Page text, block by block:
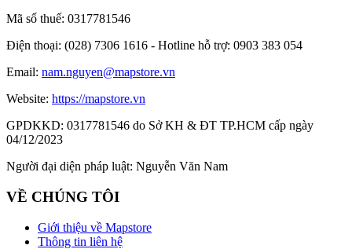
Mã số thuế: 0317781546
Điện thoại: (028) 7306 1616 - Hotline hỗ trợ: 0903 383 054
Email: nam.nguyen@mapstore.vn
Website: https://mapstore.vn
GPDKKD: 0317781546 do Sở KH & ĐT TP.HCM cấp ngày
04/12/2023
Người đại diện pháp luật: Nguyễn Văn Nam
VỀ CHÚNG TÔI
Giới thiệu về Mapstore
Thông tin liên hệ